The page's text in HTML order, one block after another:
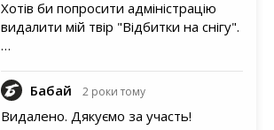
Хотів би попросити адміністрацію
видалити мій твір "Відбитки на снігу".
…
Бабай 2 роки тому
Видалено. Дякуємо за участь!